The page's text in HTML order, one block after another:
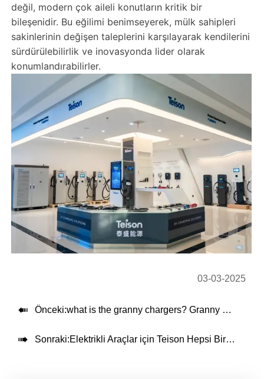
değil, modern çok aileli konutların kritik bir
bileşenidir. Bu eğilimi benimseyerek, mülk sahipleri
sakinlerinin değişen taleplerini karşılayarak kendilerini
sürdürülebilirlik ve inovasyonda lider olarak
konumlandırabilirler.
03-03-2025
 Önceki:what is the granny chargers? Granny electric car charging explained
 Sonraki:Elektrikli Araçlar için Teison Hepsi Bir Arada Şarj Çözüm Platformları